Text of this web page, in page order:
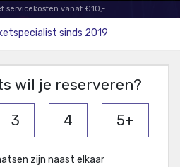
servicekosten vanaf €10,-.
sinds 2019
wil je reserveren?
3 4 5+
zijn naast elkaar